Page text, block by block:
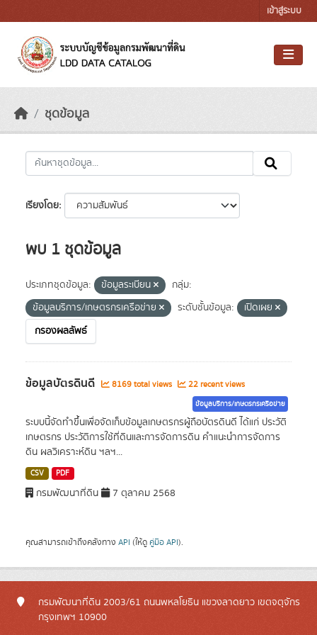
เข้าสู่ระบบ
ชุดข้อมูล
เรียงโดย
พบ 1 ชุดข้อมูล
ประเภทชุดข้อมูล: ข้อมูลระเบียน
กลุ่ม:
ข้อมูลบริการ/เกษตรกรเครือข่าย
ระดับชั้นข้อมูล:
เปิดเผย
กรองผลลัพธ์
ข้อมูลบัตรดินดี 8169 total views 22 recent views
ข้อมูลบริการ/เกษตรกรเครือข่าย
ระบบนี้จัดทำขึ้นเพื่อจัดเก็บข้อมูลเกษตรกรผู้ถือบัตรดินดี ได้แก่ ประวัติ
เกษตรกร ประวัติการใช้ที่ดินและการจัดการดิน คำแนะนำการจัดการ
ดิน ผลวิเคราะห์ดิน ฯลฯ...
CSV PDF
กรมพัฒนาที่ดิน 7 ตุลาคม 2568
คุณสามารถเข้าถึงคลังทาง API (ให้ดู คู่มือ API).
กรมพัฒนาที่ดิน 2003/61 ถนนพหลโยธิน แขวงลาดยาว เขตจตุจักร
กรุงเทพฯ 10900